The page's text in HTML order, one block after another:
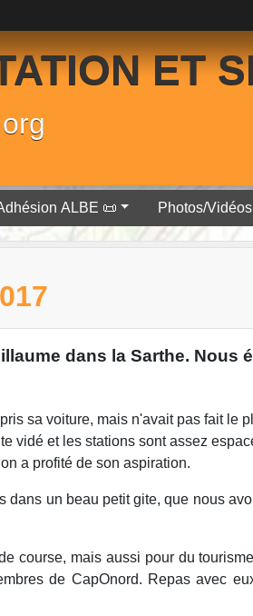
ET
ALBE 📜 Photos/
dans la Sarthe.
sa voiture, mais n'avait pas fait le
vidé et les stations sont assez
a profité de son aspiration.
un beau petit gite, que nous
course, mais aussi pour du
de CapOnord. Repas avec